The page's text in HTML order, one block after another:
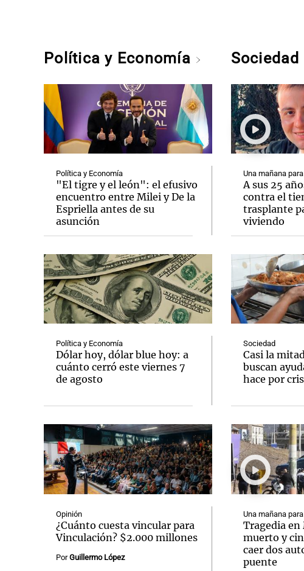
Política y Economía
Política y Economía
"El tigre y el león": el efusivo
encuentro entre Milei y De la
Espriella antes de su
asunción
Política y Economía
Dólar hoy, dólar blue hoy: a
cuánto cerró este viernes 7
de agosto
Opinión
¿Cuánto cuesta vincular para
Vinculación? $2.000 millones
PorGuillermo López
Sociedad
Una mañana
A sus 25
contra el
trasplante
viviendo
Sociedad
Casi la
buscan
hace por
Una mañana
Tragedia
muerto y
caer dos
puente
Notas